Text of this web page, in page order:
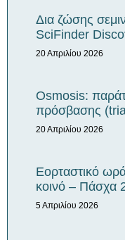
Δια ζώσης
SciFinder
20 Απριλίου 2026
Osmosis:
πρόσβασης
20 Απριλίου 2026
Εορταστικό
κοινό – Πάσχα
5 Απριλίου 2026